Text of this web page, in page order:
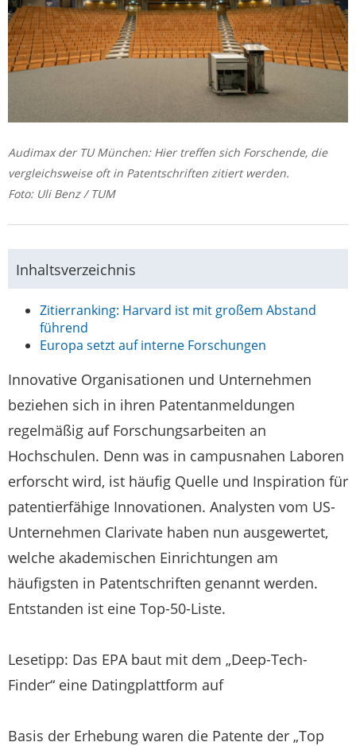
Audimax der TU München: Hier treffen sich Forschende, die
vergleichsweise oft in Patentschriften zitiert werden.
Foto: Uli Benz / TUM
Inhaltsverzeichnis
Zitierranking: Harvard ist mit großem Abstand
führend
Europa setzt auf interne Forschungen
Innovative Organisationen und Unternehmen
beziehen sich in ihren Patentanmeldungen
regelmäßig auf Forschungsarbeiten an
Hochschulen. Denn was in campusnahen Laboren
erforscht wird, ist häufig Quelle und Inspiration für
patentierfähige Innovationen. Analysten vom US-
Unternehmen Clarivate haben nun ausgewertet,
welche akademischen Einrichtungen am
häufigsten in Patentschriften genannt werden.
Entstanden ist eine Top-50-Liste.
Lesetipp: Das EPA baut mit dem „Deep-Tech-
Finder“ eine Datingplattform auf
Basis der Erhebung waren die Patente der „Top